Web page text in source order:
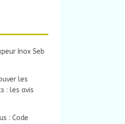
Inox Seb
les
: les avis
: Code